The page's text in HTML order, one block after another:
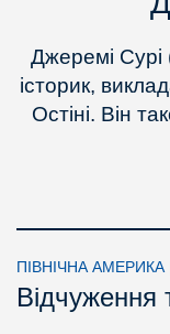
Джеремі Сурі
історик,
Остіні. Він
ПІВНІЧНА АМЕРИКА
Відчуження